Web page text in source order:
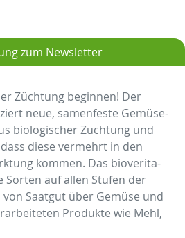
zum Newsletter
Züchtung beginnen! Der
neue, samenfeste Gemüse-
biologischer Züchtung und
diese vermehrt in den
kommen. Das bioverita-
Sorten auf allen Stufen der
Saatgut über Gemüse und
Produkte wie Mehl,